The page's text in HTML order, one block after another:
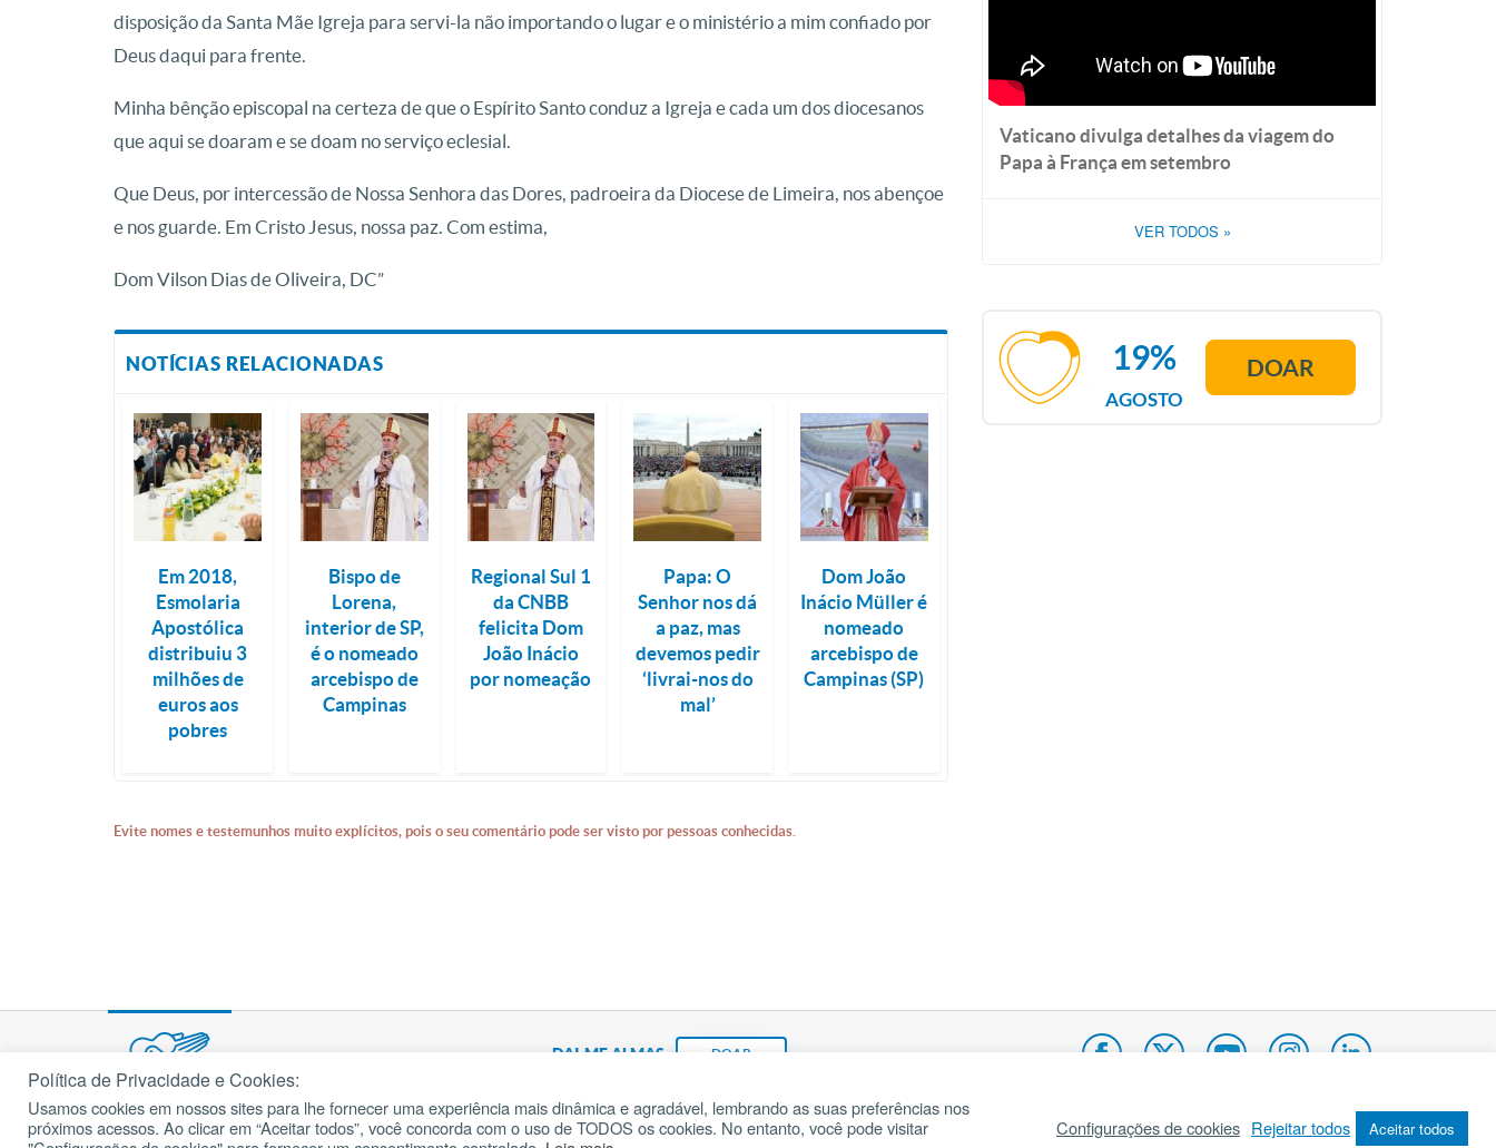
disposição da Santa Mãe Igreja para servi-la não importando o lugar e o ministério a mim confiado por
Deus daqui para frente.
Minha bênção episcopal na certeza de que o Espírito Santo conduz a Igreja e cada um dos diocesanos
que aqui se doaram e se doam no serviço eclesial.
Que Deus, por intercessão de Nossa Senhora das Dores, padroeira da Diocese de Limeira, nos abençoe
e nos guarde. Em Cristo Jesus, nossa paz. Com estima,
Dom Vilson Dias de Oliveira, DC”
NOTÍCIAS RELACIONADAS
Em 2018,
Esmolaria
Apostólica
distribuiu 3
milhões de
euros aos
pobres
Bispo de
Lorena,
interior de SP,
é o nomeado
arcebispo de
Campinas
Regional Sul 1
da CNBB
felicita Dom
João Inácio
por nomeação
Papa: O
Senhor nos dá
a paz, mas
devemos pedir
‘livrai-nos do
mal’
Dom João
Inácio Müller é
nomeado
arcebispo de
Campinas (SP)
Evite nomes e testemunhos muito explícitos, pois o seu comentário pode ser visto por pessoas conhecidas.
Vaticano divulga detalhes da viagem do
Papa à França em setembro
VER TODOS »
AGOSTO
19% DOAR
DAI-ME ALMAS DOAR
Fundação João Paulo II Pedido de Oração Mapa do site Internacional
cancaonova.com© 2002 – 2026
Todos os direitos reservados.
Política de Privacidade e Cookies:
Usamos cookies em nossos sites para lhe fornecer uma experiência mais dinâmica e agradável, lembrando as suas preferências nos
próximos acessos. Ao clicar em “Aceitar todos”, você concorda com o uso de TODOS os cookies. No entanto, você pode visitar
Configurações de cookies Rejeitar todos Aceitar todos